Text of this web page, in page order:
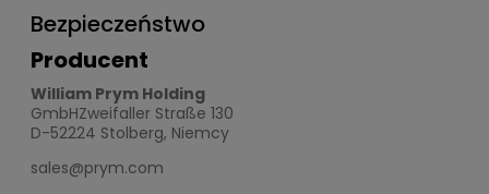
Bezpieczeństwo
Producent
William Prym Holding
GmbHZweifaller Straße 130
D-52224 Stolberg, Niemcy
sales@prym.com